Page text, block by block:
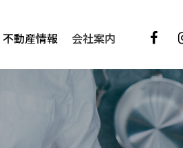
不動産情報 会社案内